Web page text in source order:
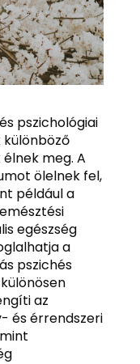
pszichológiai
meg. A
ölelnek fel,
például a
egészség
a
pszichés
az
és érrendszeri